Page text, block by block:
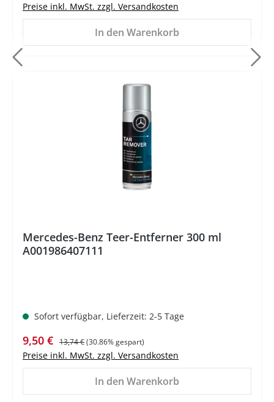
Preise inkl. MwSt. zzgl. Versandkosten
In den Warenkorb
Mercedes-Benz Teer-Entferner 300 ml
A001986407111
Sofort verfügbar, Lieferzeit: 2-5 Tage
Verkaufspreis:
9,50 € Regulärer Preis:
13,74 €(30.86% gespart)
Preise inkl. MwSt. zzgl. Versandkosten
In den Warenkorb